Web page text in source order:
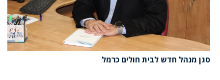
סגן מנהל חדש לבית חולים כרמל